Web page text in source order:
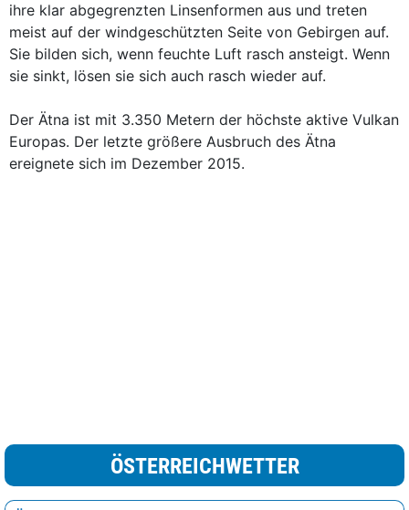
ihre klar abgegrenzten Linsenformen aus und treten
meist auf der windgeschützten Seite von Gebirgen auf.
Sie bilden sich, wenn feuchte Luft rasch ansteigt. Wenn
sie sinkt, lösen sie sich auch rasch wieder auf.
Der Ätna ist mit 3.350 Metern der höchste aktive Vulkan
Europas. Der letzte größere Ausbruch des Ätna
ereignete sich im Dezember 2015.
ÖSTERREICHWETTER